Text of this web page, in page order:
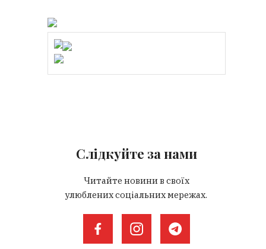
Слідкуйте за нами
Читайте новини в своїх
улюблених соціальних мережах.